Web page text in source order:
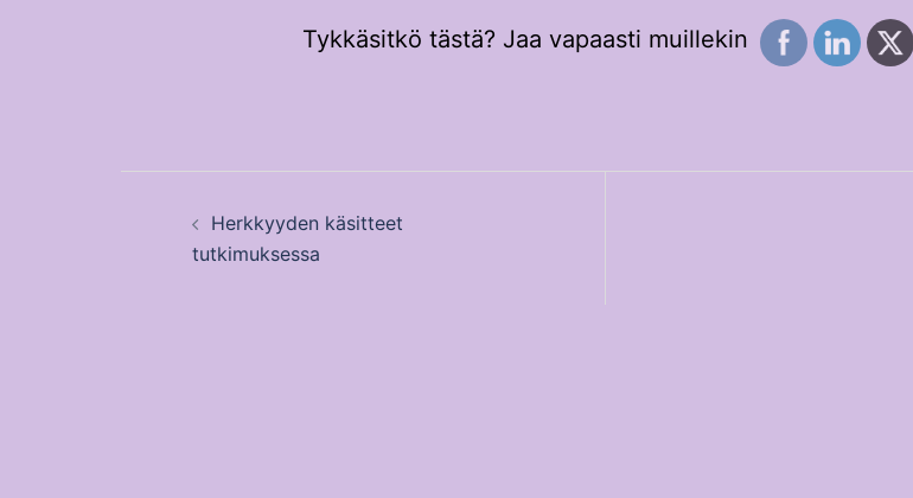
Tykkäsitkö tästä? Jaa vapaasti muillekin
navigation
Herkkyyden käsitteet
tutkimuksessa